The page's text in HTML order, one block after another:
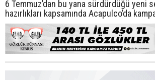
6 Temmuz’dan bu yana sürdürdüğü yeni
hazırlıkları kapsamında Acapulco’da